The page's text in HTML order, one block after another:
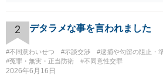
致→審判不開始となる可能性は高いと思い
ら注意されて終わりです。 一応、通常通り
る可能性というのもそれなりにあります。
は条文だけ見ると重い罪なので。 ただ鑑別
ないと思いますし、相談者の方の素行が悪
ば、不処分で終わりになる可能性が高いと
2 デタラメな事を言われました
#不同意わいせつ #示談交渉 #逮捕や勾留の阻止・
#冤罪・無実・正当防衛
#不同意性交罪
2026年6月16日